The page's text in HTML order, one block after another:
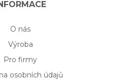
O nás
Výroba
Pro firmy
osobních údajů